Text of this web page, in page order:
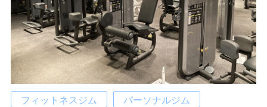
フィットネスジム
パーソナルジム